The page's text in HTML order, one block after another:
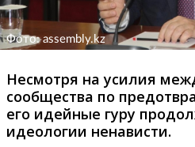
Фото: assembly.kz
Несмотря на усилия
сообщества по
его идейные гуру
идеологии ненависти.